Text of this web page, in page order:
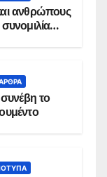
ανθρώπους
το
ντοκουμέντο